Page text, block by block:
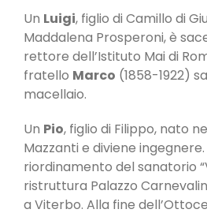
Un Luigi, figlio di Camillo di
Maddalena Prosperoni, è
rettore dell’Istituto Mai di
fratello Marco (1858-1922)
macellaio.
Un Pio, figlio di Filippo, nato
Mazzanti e diviene ingegnere.
riordinamento del sanatorio
ristruttura Palazzo
a Viterbo. Alla fine